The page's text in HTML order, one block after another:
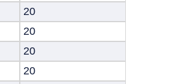
20
20
20
20